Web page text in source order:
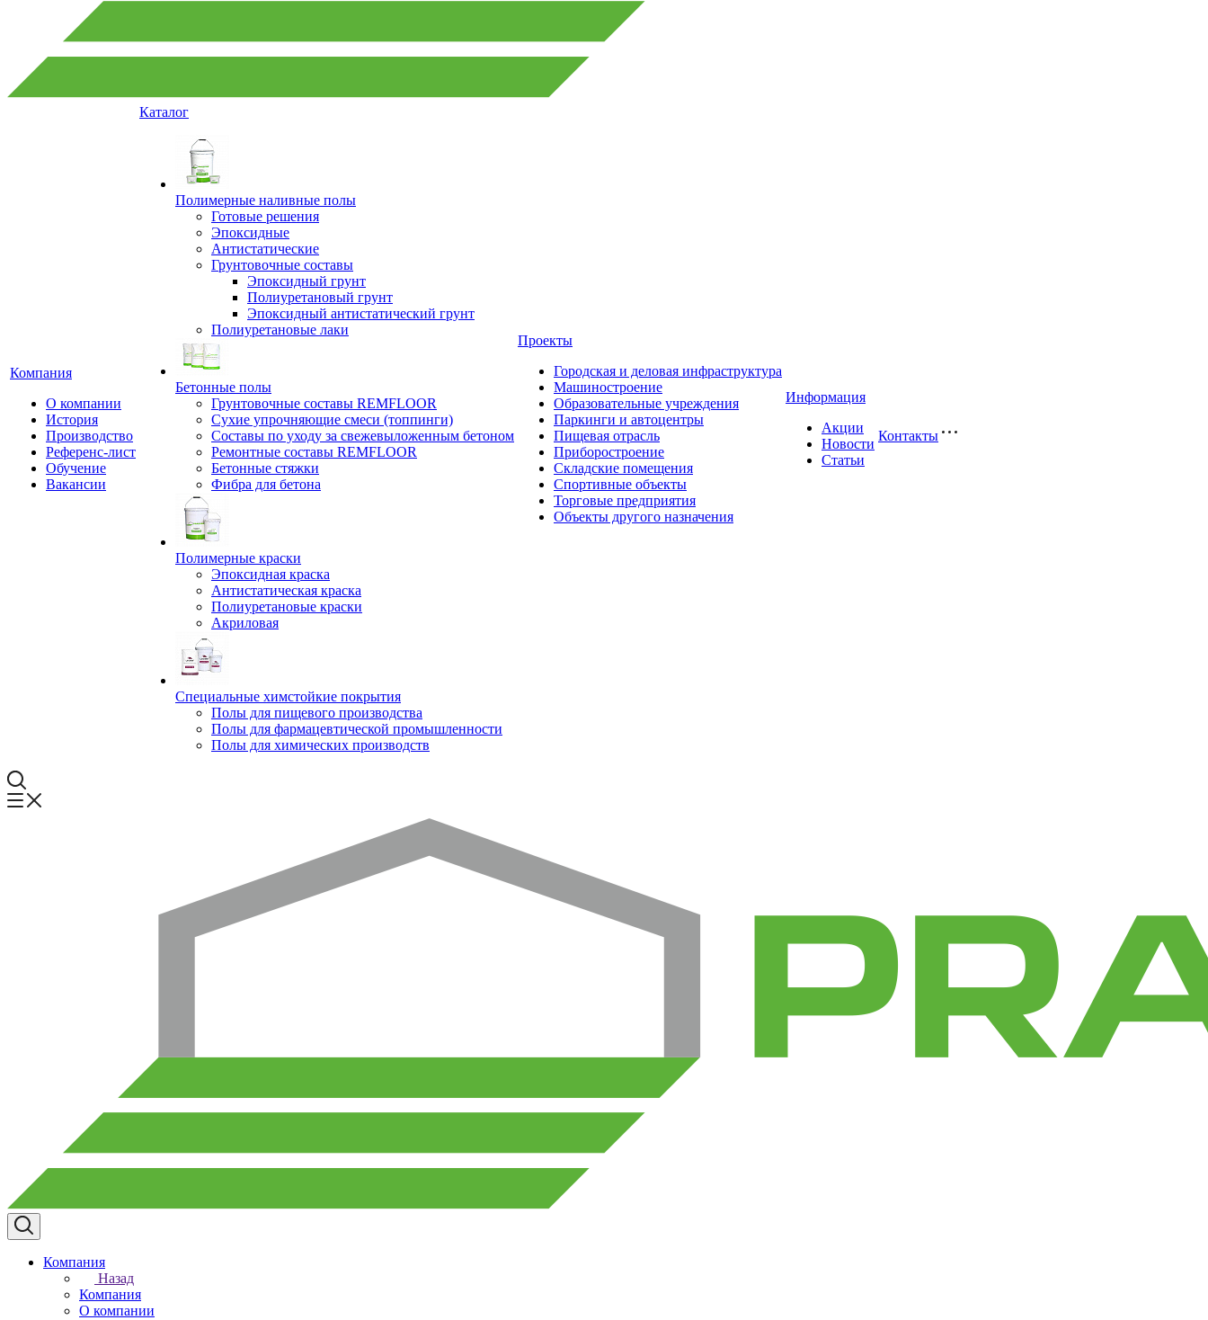
Компания
О компании
История
Производство
Референс-лист
Обучение
Вакансии
Каталог
Полимерные наливные полы
Готовые решения
Эпоксидные
Антистатические
Грунтовочные составы
Эпоксидный грунт
Полиуретановый грунт
Эпоксидный антистатический грунт
Полиуретановые лаки
Бетонные полы
Грунтовочные составы REMFLOOR
Сухие упрочняющие смеси (топпинги)
Составы по уходу за свежевыложенным бетоном
Ремонтные составы REMFLOOR
Бетонные стяжки
Фибра для бетона
Полимерные краски
Эпоксидная краска
Антистатическая краска
Полиуретановые краски
Акриловая
Специальные химстойкие покрытия
Полы для пищевого производства
Полы для фармацевтической промышленности
Полы для химических производств
Проекты
Городская и деловая инфраструктура
Машиностроение
Образовательные учреждения
Паркинги и автоцентры
Пищевая отрасль
Приборостроение
Складские помещения
Спортивные объекты
Торговые предприятия
Объекты другого назначения
Информация
Акции
Новости
Статьи
Контакты
Компания
Назад
Компания
О компании